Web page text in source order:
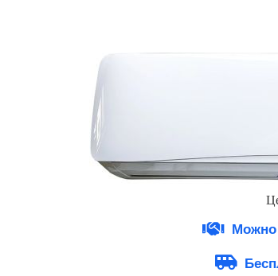
Можно